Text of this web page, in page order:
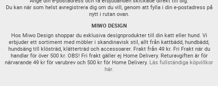
Du kan när som helst avregistrera dig om du vill, genom att fylla i din e-postadress på
nytt i rutan ovan.
MIWO DESIGN
Hos Miwo Design shoppar du exklusiva designprodukter till din katt eller hund. Vi
erbjuder ett sortiment med möbler i skandinavisk stil, allt från kattbädd, hundbädd,
hundsäng till klösträd, klätterträd och accessoarer. Frakt från 49 kr. Fri Frakt när du
handlar för över 500 kr. OBS! Fri frakt gäller ej Home Delivery. Returavgiften är för
närvarande 49 kr för varubrev och 500 kr för Home Delivery. Läs fullständiga köpvillkor
här.